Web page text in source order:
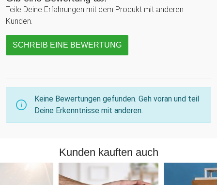
Teile Deine Erfahrungen mit dem Produkt mit anderen
Kunden.
SCHREIB EINE BEWERTUNG
Keine Bewertungen gefunden. Geh voran und teil
Deine Erkenntnisse mit anderen.
Kunden kauften auch